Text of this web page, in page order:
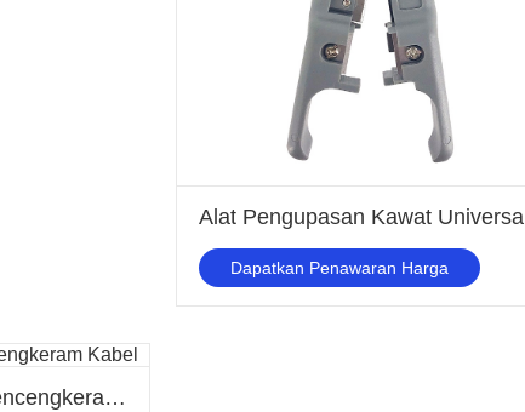
Alat Pengupasan Kawat Universal
Dapatkan Penawaran Harga
Rahang Tipe Geser Pencengkeram Kabel